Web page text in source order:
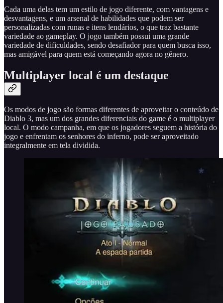
Cada uma delas tem um estilo de jogo diferente, com vantagens e
desvantagens, e um arsenal de habilidades que podem ser
personalizadas com runas e itens lendários, o que traz bastante
variedade ao gameplay. O jogo também possui uma grande
variedade de dificuldades, sendo desafiador para quem busca isso,
mas amigável para quem está começando agora no gênero.
Multiplayer local é um destaque
Os modos de jogo são formas diferentes de aproveitar o conteúdo de
Diablo 3, mas um dos grandes diferenciais do game é o multiplayer
local. O modo campanha, em que os jogadores seguem a história do
jogo e enfrentam os senhores do inferno, pode ser aproveitado
integralmente em tela dividida.